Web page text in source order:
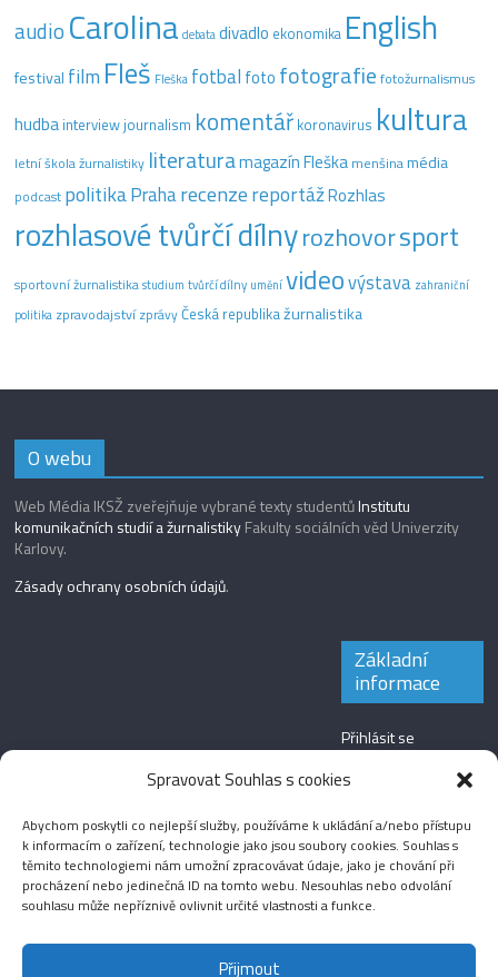
Spravovat Souhlas s cookies
Abychom poskytli co nejlepší služby, používáme k ukládání a/nebo přístupu
k informacím o zařízení, technologie jako jsou soubory cookies. Souhlas s
těmito technologiemi nám umožní zpracovávat údaje, jako je chování při
procházení nebo jedinečná ID na tomto webu. Nesouhlas nebo odvolání
souhlasu může nepříznivě ovlivnit určité vlastnosti a funkce.
Přijmout
audio Carolina debata divadlo ekonomika English
festival film Fleš Fleška fotbal foto fotografie fotožurnalismus
hudba interview journalism komentář koronavirus kultura
letní škola žurnalistiky literaturamagazín Fleška menšinamédia
podcast politikaPraharecenzereportážRozhlas
rozhlasové tvůrčí dílnyrozhovorsport
sportovní žurnalistika studium tvůrčí dílny uměnívideovýstava zahraniční
politika zpravodajstvízprávyČeská republikažurnalistika
O webu
Web Média IKSŽ zveřejňuje vybrané texty studentůInstitutu
komunikačních studií a žurnalistikyFakulty sociálních věd Univerzity
Karlovy.
Zásady ochrany osobních údajů.
Základní
informace
Přihlásit se
Zdroj kanálů
Kanál komentářů
Česká lokalizace